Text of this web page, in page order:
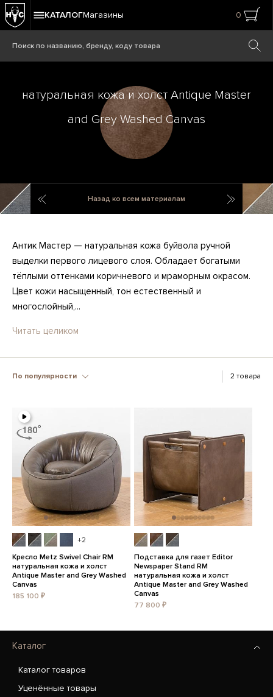
КАТАЛОГМагазины 0
натуральная кожа и холст Antique Master
and Grey Washed Canvas
натуральная кожа и холст Sand Master and Grey
Назад ко всем материалам
Антик Мастер — натуральная кожа буйвола ручной
выделки первого лицевого слоя. Обладает богатыми
тёплыми оттенками коричневого и мраморным окрасом.
Цвет кожи насыщенный, тон естественный и
многослойный,...
Читать целиком
По популярности 2 товара
+2
Кресло Metz Swivel Chair RM
натуральная кожа и холст
Antique Master and Grey Washed
Canvas
185 100 ₽
Подставка для газет Editor
Newspaper Stand RM
натуральная кожа и холст
Antique Master and Grey Washed
Canvas
77 800 ₽
Каталог
Каталог товаров
Уценённые товары